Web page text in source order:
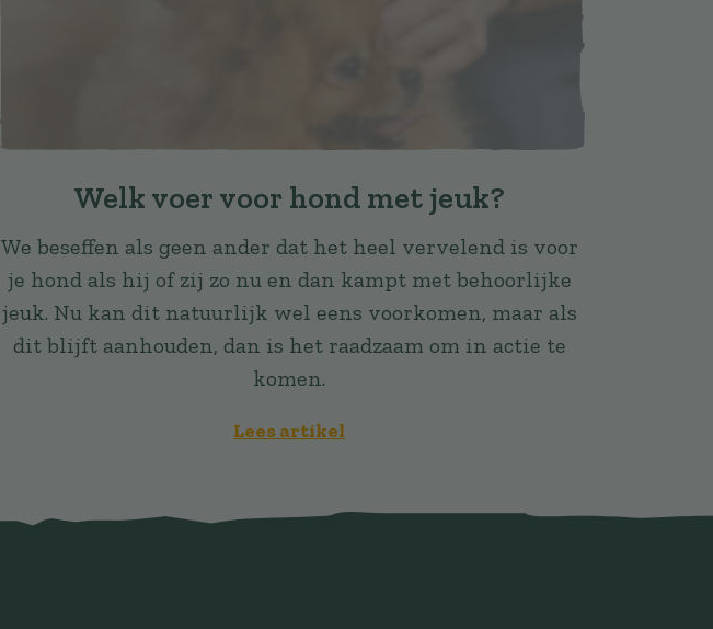
Welk voer voor hond met jeuk?
We beseffen als geen ander dat het heel vervelend is voor
je hond als hij of zij zo nu en dan kampt met behoorlijke
jeuk. Nu kan dit natuurlijk wel eens voorkomen, maar als
dit blijft aanhouden, dan is het raadzaam om in actie te
komen.
Lees artikel